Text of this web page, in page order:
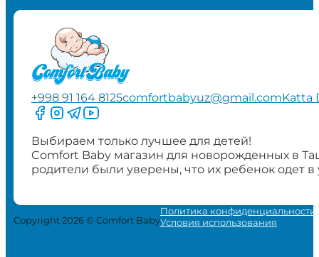
+998 91 164 8125comfortbabyuz@gmail.comKatta
Следите за нами на Facebook
Следите за нами в Instagram
Следите за нами в Telegram
Следите за нами в YouTube
Выбираем только лучшее для детей!
Comfort Baby магазин для новорожденных в
родители были уверены, что их ребенок одет
Copyright 2026 © Comfort Baby
Политика конфиденциальности
Условия использования